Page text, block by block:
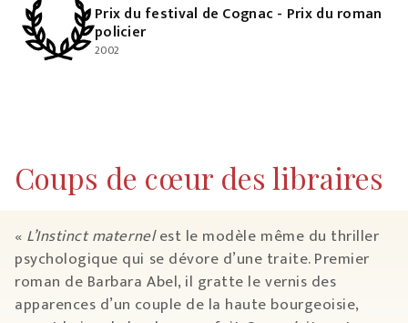
Prix du festival de Cognac - Prix du roman
policier
2002
Coups de cœur des libraires
« L’Instinct maternelest le modèle même du thriller
psychologique qui se dévore d’une traite. Premier
roman de Barbara Abel, il gratte le vernis des
apparences d’un couple de la haute bourgeoisie,